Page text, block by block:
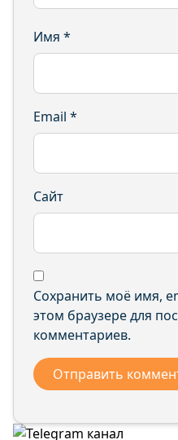
Имя *
Email *
Сайт
Сохранить моё имя,
этом браузере для
комментариев.